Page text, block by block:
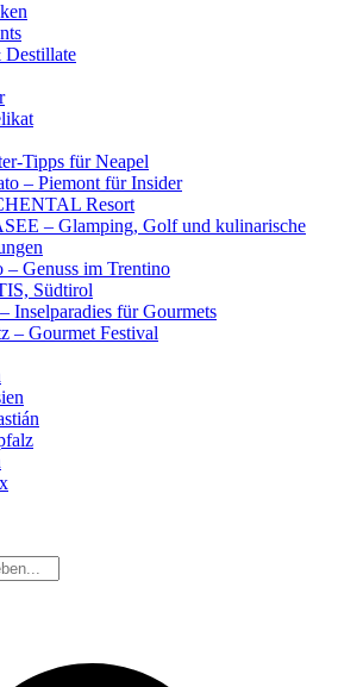
Destillate
Tipps für Neapel
– Piemont für Insider
Resort
– Glamping, Golf und kulinarische
– Genuss im Trentino
Südtirol
Inselparadies für Gourmets
– Gourmet Festival